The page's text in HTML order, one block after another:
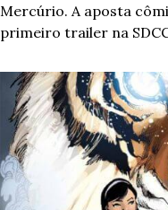
Mercúrio. A aposta
primeiro trailer na